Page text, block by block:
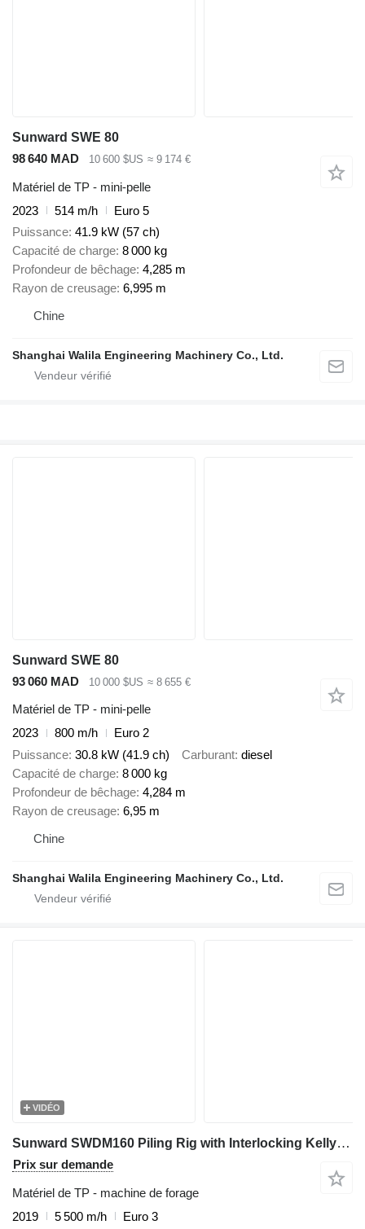
Sunward SWE 80
98 640 MAD
10 600 $US ≈ 9 174 €
Matériel de TP - mini-pelle
2023
514 m/h
Euro 5
Puissance 41.9 kW (57 ch)
Capacité de charge 8 000 kg
Profondeur de bêchage 4,285 m
Rayon de creusage 6,995 m
Chine
Shanghai Walila Engineering Machinery Co., Ltd.
Sunward SWE 80
93 060 MAD
10 000 $US ≈ 8 655 €
Matériel de TP - mini-pelle
2023
800 m/h
Euro 2
Puissance 30.8 kW (41.9 ch) Carburant diesel
Capacité de charge 8 000 kg
Profondeur de bêchage 4,284 m
Rayon de creusage 6,95 m
Chine
Shanghai Walila Engineering Machinery Co., Ltd.
VIDÉO
Sunward SWDM160 Piling Rig with Interlocking Kelly Bar 406-4x12
Prix sur demande
Matériel de TP - machine de forage
2019
5 500 m/h Euro 3